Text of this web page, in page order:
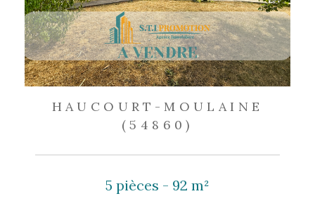
HAUCOURT-MOULAINE
(54860)
5 pièces - 92 m²